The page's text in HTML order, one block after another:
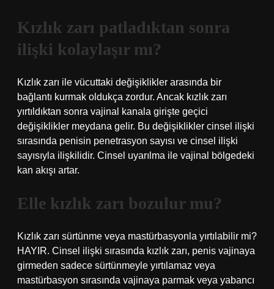
Kızlık zarı patladıktan sonra
ilişki kolaylaşır mı?
Kızlık zarı ile vücuttaki değişiklikler arasında bir
bağlantı kurmak oldukça zordur. Ancak kızlık zarı
yırtıldıktan sonra vajinal kanala girişte geçici
değişiklikler meydana gelir. Bu değişiklikler cinsel ilişki
sırasında penisin penetrasyon sayısı ve cinsel ilişki
sayısıyla ilişkilidir. Cinsel uyarılma ile vajinal bölgedeki
kan akışı artar.
Elle kızlık zarı bozulur mu?
Kızlık zarı sürtünme veya mastürbasyonla yırtılabilir mi?
HAYIR. Cinsel ilişki sırasında kızlık zarı, penis vajinaya
girmeden sadece sürtünmeyle yırtılamaz veya
mastürbasyon sırasında vajinaya parmak veya yabancı